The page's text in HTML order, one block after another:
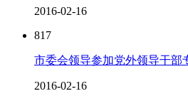
2016-02-16
817
市委会领导参加党外领导干部
2016-02-16